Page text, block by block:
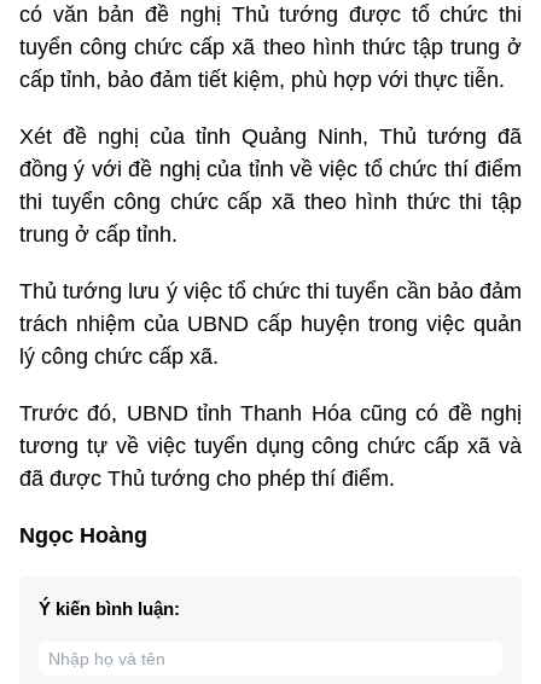
có văn bản đề nghị Thủ tướng được tổ chức thi
tuyển công chức cấp xã theo hình thức tập trung ở
cấp tỉnh, bảo đảm tiết kiệm, phù hợp với thực tiễn.
Xét đề nghị của tỉnh Quảng Ninh, Thủ tướng đã
đồng ý với đề nghị của tỉnh về việc tổ chức thí điểm
thi tuyển công chức cấp xã theo hình thức thi tập
trung ở cấp tỉnh.
Thủ tướng lưu ý việc tổ chức thi tuyển cần bảo đảm
trách nhiệm của UBND cấp huyện trong việc quản
lý công chức cấp xã.
Trước đó, UBND tỉnh Thanh Hóa cũng có đề nghị
tương tự về việc tuyển dụng công chức cấp xã và
đã được Thủ tướng cho phép thí điểm.
Ngọc Hoàng
Ý kiến bình luận: